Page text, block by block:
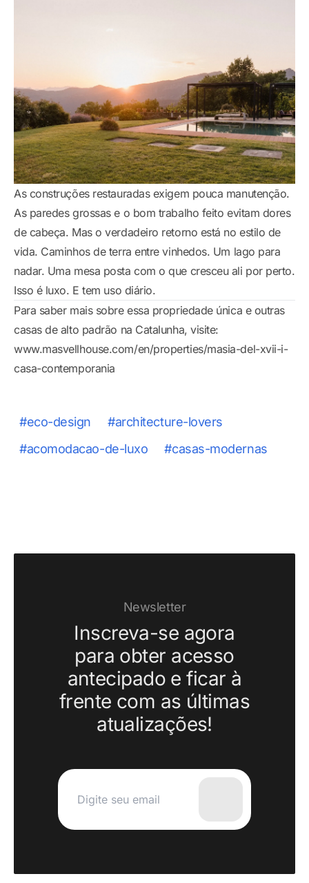
As construções restauradas exigem pouca manutenção.
As paredes grossas e o bom trabalho feito evitam dores
de cabeça. Mas o verdadeiro retorno está no estilo de
vida. Caminhos de terra entre vinhedos. Um lago para
nadar. Uma mesa posta com o que cresceu ali por perto.
Isso é luxo. E tem uso diário.
Para saber mais sobre essa propriedade única e outras
casas de alto padrão na Catalunha, visite:
www.masvellhouse.com/en/properties/masia-del-xvii-i-
casa-contemporania
#eco-design
#architecture-lovers
#acomodacao-de-luxo
#casas-modernas
Newsletter
Inscreva-se agora
para obter acesso
antecipado e ficar à
frente com as últimas
atualizações!